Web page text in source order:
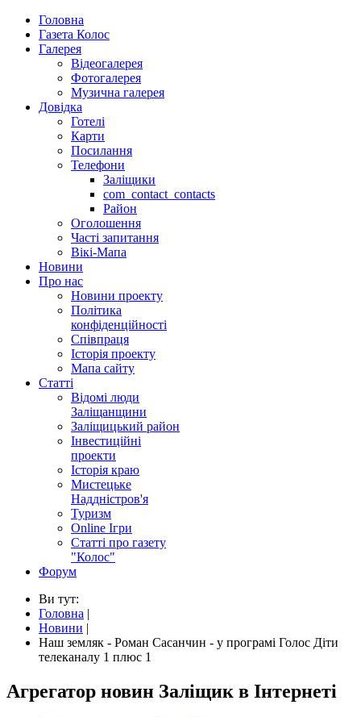
Головна
Газета Колос
Галерея
Відеогалерея
Фотогалерея
Музична галерея
Довідка
Готелі
Карти
Посилання
Телефони
Заліщики
com_contact_contacts
Район
Оголошення
Часті запитання
Вікі-Мапа
Новини
Про нас
Новини проекту
Політика
конфіденційності
Співпраця
Історія проекту
Мапа сайту
Статті
Відомі люди
Заліщанщини
Заліщицький район
Інвестиційні
проекти
Історія краю
Мистецьке
Наддністров'я
Туризм
Online Ігри
Статті про газету
"Колос"
Форум
Ви тут:
Головна |
Новини |
Наш земляк - Роман Сасанчин - у програмі Голос Діти
телеканалу 1 плюс 1
Агрегатор новин Заліщик в Інтернеті